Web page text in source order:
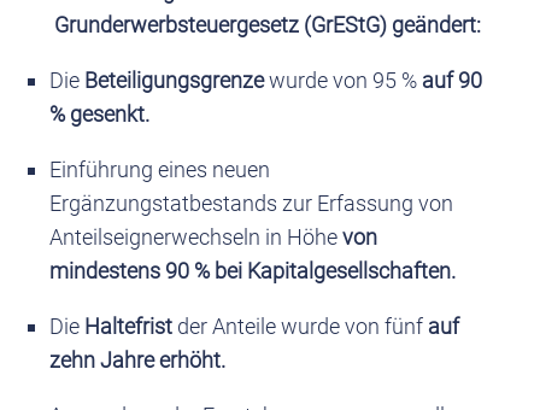
Grunderwerbsteuergesetz (GrEStG) geändert:
Die Beteiligungsgrenzewurde von 95 % auf 90
% gesenkt.
Einführung eines neuen
Ergänzungstatbestands zur Erfassung von
Anteilseignerwechseln in Höhevon
mindestens 90 % bei Kapitalgesellschaften.
Die Haltefristder Anteile wurde von fünf auf
zehn Jahre erhöht.